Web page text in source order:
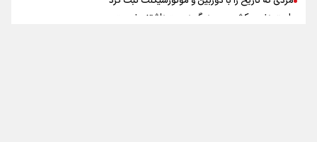
رابرت دنیرو: کشور من دیگر دوست‌داشتنی نیست